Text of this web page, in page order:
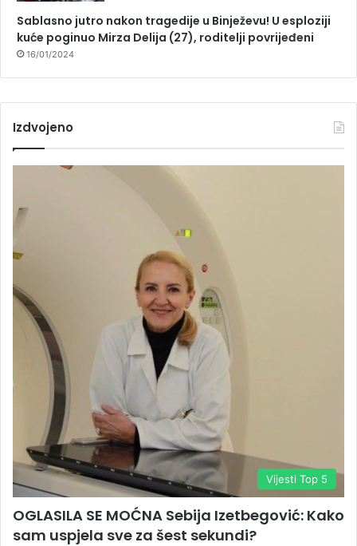
Sablasno jutro nakon tragedije u Binježevu! U esploziji
kuće poginuo Mirza Delija (27), roditelji povrijeđeni
16/01/2024
Izdvojeno
Vijesti Top 5
OGLASILA SE MOĆNA Sebija Izetbegović: Kako
sam uspjela sve za šest sekundi?